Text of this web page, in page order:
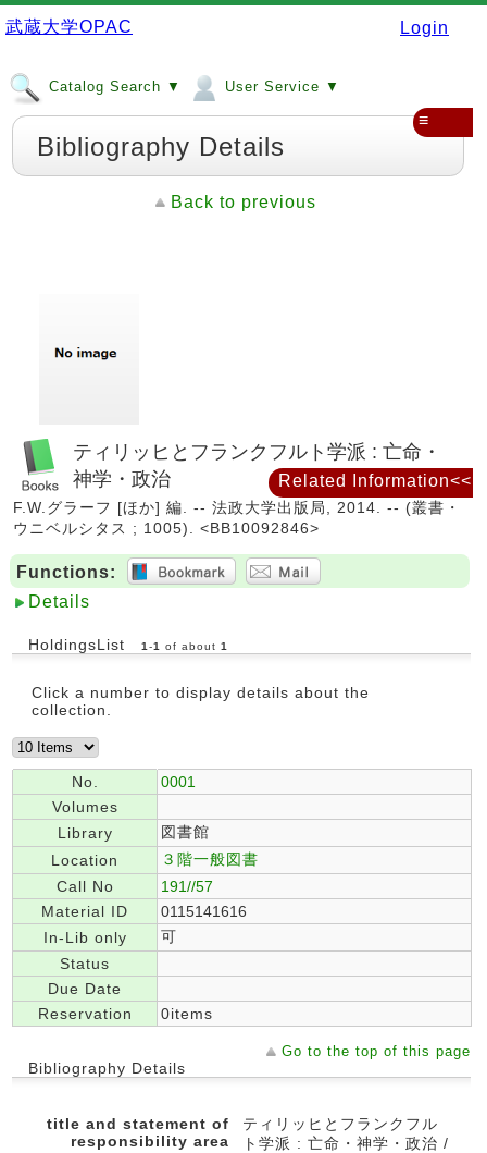
武蔵大学OPAC Login
Catalog Search ▼ User Service ▼
≡
Bibliography Details
Back to previous
ティリッヒとフランクフルト学派 : 亡命・
神学・政治
F.W.グラーフ [ほか] 編. -- 法政大学出版局, 2014. -- (叢書・
ウニベルシタス ; 1005). <BB10092846>
Functions:
Details
HoldingsList 1 -1 of about 1
Click a number to display details about the
collection.
No.
0001
Volumes
Library
図書館
Location
３階一般図書
Call No
191//57
Material ID
0115141616
In-Lib only
可
Status
Due Date
Reservation
0items
Go to the top of this page
Bibliography Details
title and statement of
responsibility area
ティリッヒとフランクフル
ト学派 : 亡命・神学・政治 /
Related Information<<